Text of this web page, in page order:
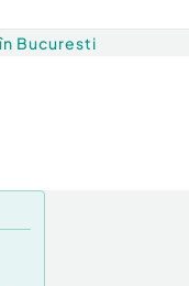
Bucuresti